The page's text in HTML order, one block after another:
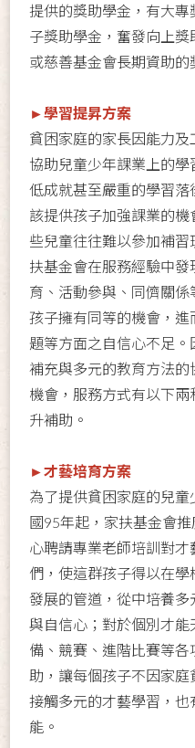
提供的獎助學金，有大
子獎助學金，奮發向上
或慈善基金會長期資助的
►學習提昇方案
貧困家庭的家長因能力
協助兒童少年課業上的
低成就甚至嚴重的學習
該提供孩子加強課業的
些兒童往往難以參加補
扶基金會在服務經驗中
育、活動參與、同儕關
孩子擁有同等的機會，
題等方面之自信心不足
補充與多元的教育方法
機會，服務方式有以下
升補助。
►才藝培育方案
為了提供貧困家庭的兒
國95年起，家扶基金會
心聘請專業老師培訓對
們，使這群孩子得以在
發展的管道，從中培養
與自信心；對於個別才
備、競賽、進階比賽等
助，讓每個孩子不因家
接觸多元的才藝學習，
能。